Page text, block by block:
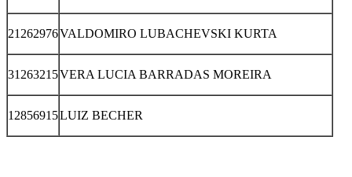
21262976VALDOMIRO LUBACHEVSKI KURTA
31263215VERA LUCIA BARRADAS MOREIRA
12856915LUIZ BECHER